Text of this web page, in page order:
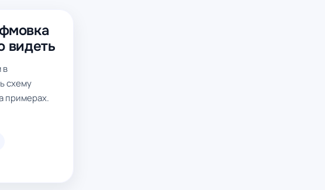
видеть
в
схему
примерах.